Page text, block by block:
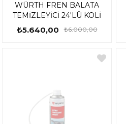
WÜRTH FREN BALATA
TEMİZLEYİCİ 24'LÜ KOLİ
₺5.640,00 ₺6.000,00